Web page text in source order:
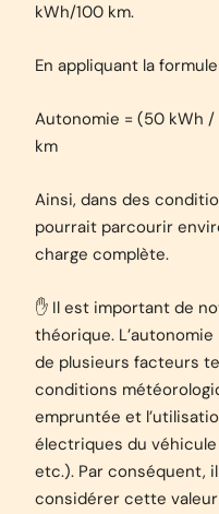
kWh/100 km.
En appliquant la
Autonomie = (50 kWh /
km
Ainsi, dans des
pourrait parcourir
charge complète.
✋ Il est important de
théorique.
de plusieurs facteurs
conditions
empruntée et
électriques du
etc.). Par conséquent,
considérer cette